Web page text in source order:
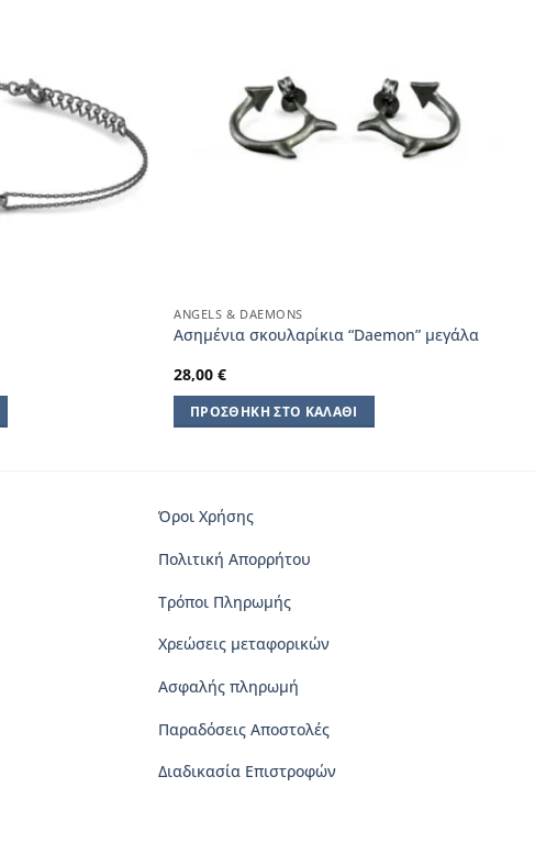
ANGELS & DAEMONS
Ασημένια σκουλαρίκια “Daemon” μεγάλα
28,00€
ΠΡΟΣΘΉΚΗ ΣΤΟ ΚΑΛΆΘΙ
Όροι Χρήσης
Πολιτική Απορρήτου
Τρόποι Πληρωμής
Χρεώσεις μεταφορικών
Ασφαλής πληρωμή
Παραδόσεις Αποστολές
Διαδικασία Επιστροφών